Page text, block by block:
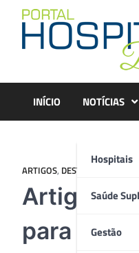
content
INÍCIO NOTÍCIAS
Hospitais
Saúde
Gestão
ARTIGOS, DESTAQUE
Artigo –
para sua